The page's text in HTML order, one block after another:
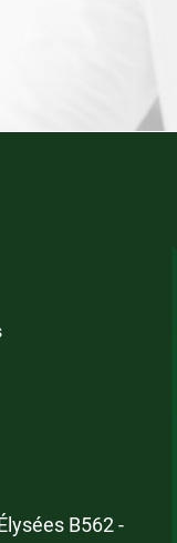
B562 -